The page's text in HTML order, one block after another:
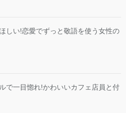
しい!恋愛でずっと敬語を使う女性の
で一目惚れ!かわいいカフェ店員と付